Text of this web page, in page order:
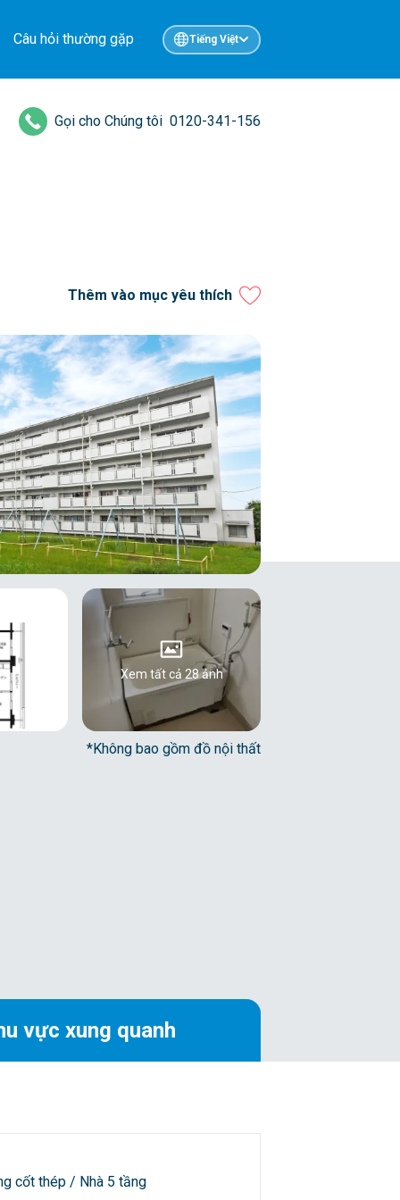
Câu hỏi thường gặp Tiếng Việt
Gọi cho Chúng tôi 0120-341-156
Thêm vào mục yêu thích
Xem tất cả 28 ảnh
*Không bao gồm đồ nội thất
vực xung quanh
cốt thép / Nhà 5 tầng